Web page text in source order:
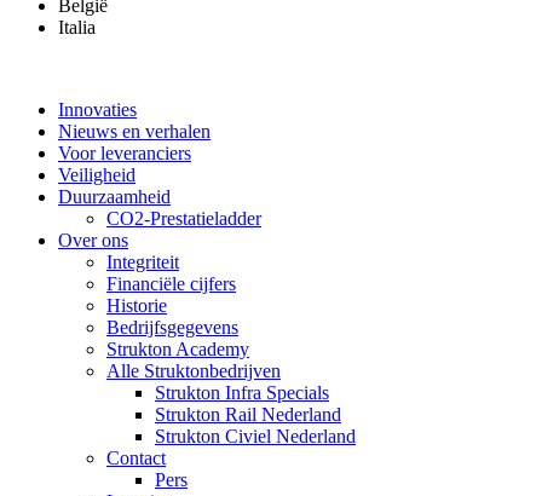
België
Italia
Innovaties
Nieuws en verhalen
Voor leveranciers
Veiligheid
Duurzaamheid
CO2-Prestatieladder
Over ons
Integriteit
Financiële cijfers
Historie
Bedrijfsgegevens
Strukton Academy
Alle Struktonbedrijven
Strukton Infra Specials
Strukton Rail Nederland
Strukton Civiel Nederland
Contact
Pers